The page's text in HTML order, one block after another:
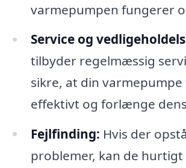
varmepumpen fungerer
Service og
tilbyder regelmæssig
sikre, at din
effektivt og forlænge
Fejlfinding: Hvis der
problemer, kan de hurtigt